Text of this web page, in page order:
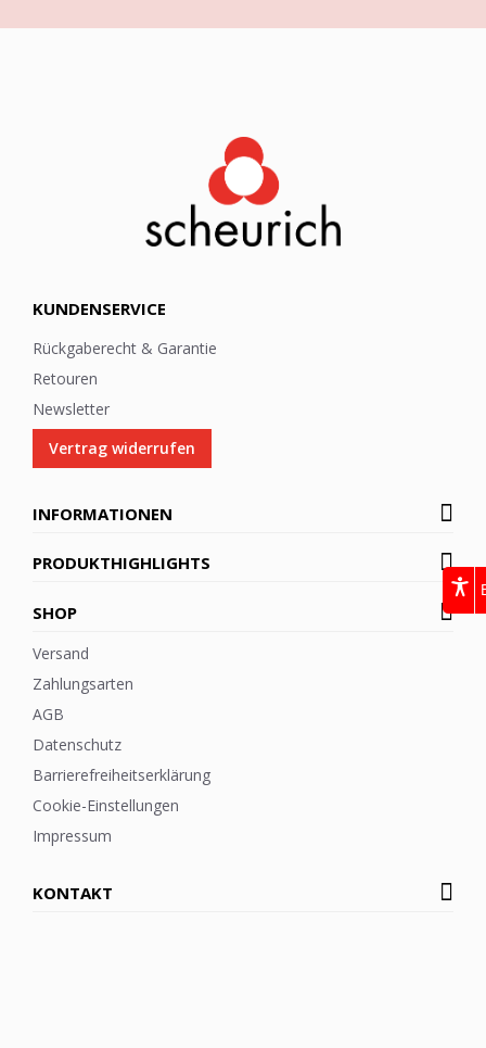
KUNDENSERVICE
Rückgaberecht & Garantie
Retouren
Newsletter
Vertrag widerrufen
INFORMATIONEN
PRODUKTHIGHLIGHTS
SHOP
Versand
Zahlungsarten
AGB
Datenschutz
Barrierefreiheitserklärung
Cookie-Einstellungen
Impressum
KONTAKT